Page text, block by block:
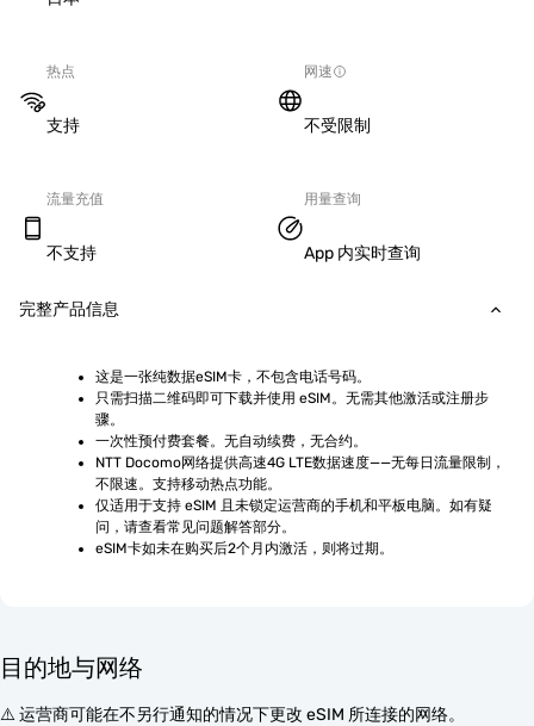
热点
支持
网速
不受限制
流量充值
不支持
用量查询
App 内实时查询
完整产品信息
这是一张纯数据eSIM卡，不包含电话号码。
只需扫描二维码即可下载并使用 eSIM。无需其他激活或注册步
骤。
一次性预付费套餐。无自动续费，无合约。
NTT Docomo网络提供高速4G LTE数据速度——无每日流量限制，
不限速。支持移动热点功能。
仅适用于支持 eSIM 且未锁定运营商的手机和平板电脑。如有疑
问，请查看常见问题解答部分。
eSIM卡如未在购买后2个月内激活，则将过期。
目的地与网络
⚠️ 运营商可能在不另行通知的情况下更改 eSIM 所连接的网络。